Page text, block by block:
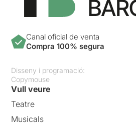
Canal oficial de venta
Compra 100% segura
Disseny i programació:
Copymouse
Vull veure
Teatre
Musicals